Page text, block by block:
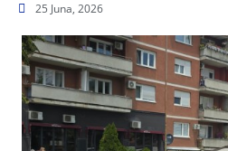
25 Juna, 2026